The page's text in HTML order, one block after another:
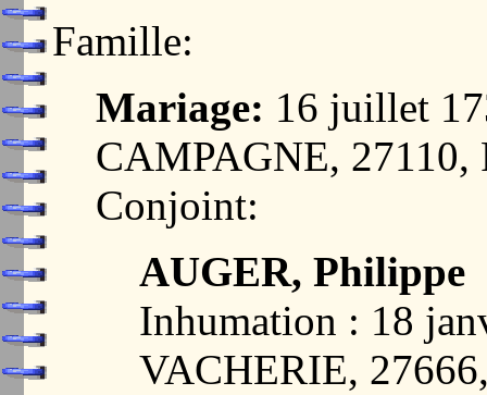
Famille:
Mariage: 16 juillet
CAMPAGNE, 27110,
Conjoint:
AUGER, Philippe
Inhumation : 18
VACHERIE,